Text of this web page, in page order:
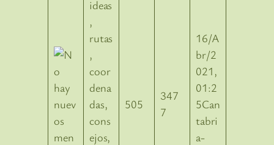
ideas
,
rutas
,
coor
dena
das,
cons
ejos,
505
347
7
16/A
br/2
021,
01:2
5Can
tabri
a-